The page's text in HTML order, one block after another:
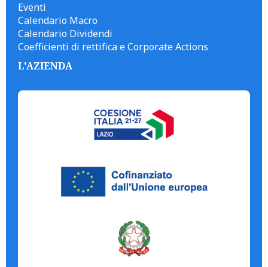
Eventi
Calendario Macro
Calendario Dividendi
Coefficienti di rettifica e Corporate Actions
L'AZIENDA